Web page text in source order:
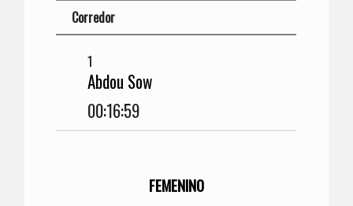
Corredor
1
Abdou Sow
00:16:59
FEMENINO